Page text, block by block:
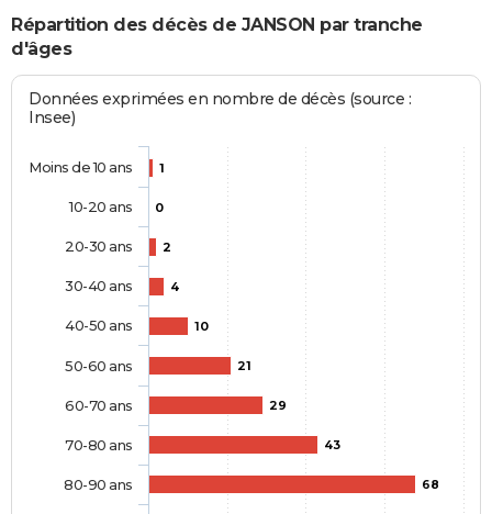
Répartition des décès de JANSON par tranche
d'âges
Données exprimées en nombre de décès (source :
Insee)
1
0
2
4
10
21
29
43
68
Moins de 10 ans
10-20 ans
20-30 ans
30-40 ans
40-50 ans
50-60 ans
60-70 ans
70-80 ans
80-90 ans